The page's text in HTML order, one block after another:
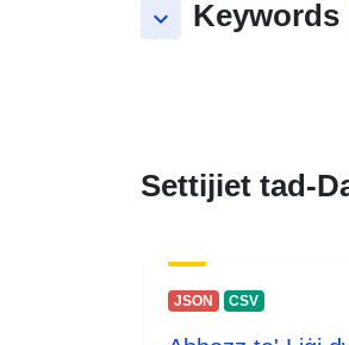
keyboard_arrow_down Keywords
Settijiet tad-
JSON CSV